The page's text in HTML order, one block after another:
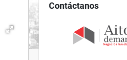
Contáctanos